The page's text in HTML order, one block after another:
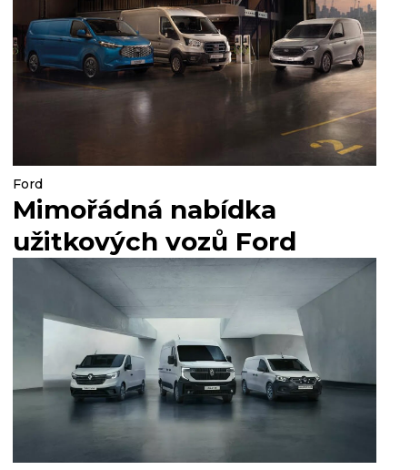
Ford
Mimořádná nabídka
užitkových vozů Ford